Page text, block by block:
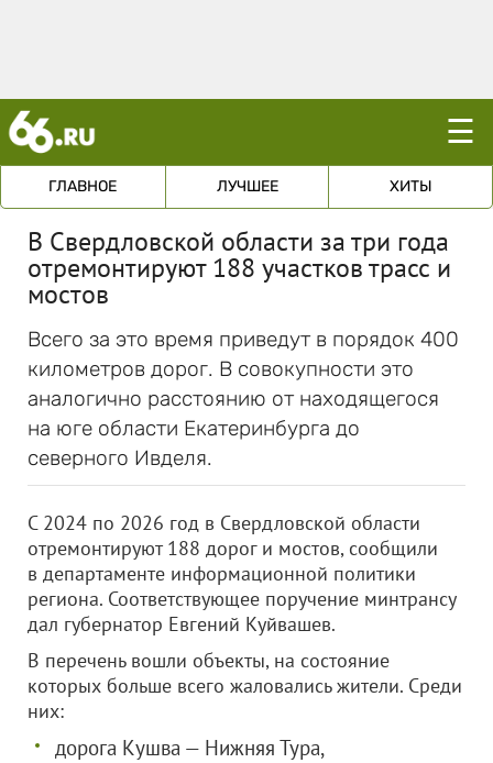
☰
ГЛАВНОЕ ЛУЧШЕЕ ХИТЫ
В Свердловской области за три года
отремонтируют 188 участков трасс и
мостов
Всего за это время приведут в порядок 400
километров дорог. В совокупности это
аналогично расстоянию от находящегося
на юге области Екатеринбурга до
северного Ивделя.
С 2024 по 2026 год в Свердловской области
отремонтируют 188 дорог и мостов, сообщили
в департаменте информационной политики
региона. Соответствующее поручение минтрансу
дал губернатор Евгений Куйвашев.
В перечень вошли объекты, на состояние
которых больше всего жаловались жители. Среди
них:
дорога Кушва — Нижняя Тура,